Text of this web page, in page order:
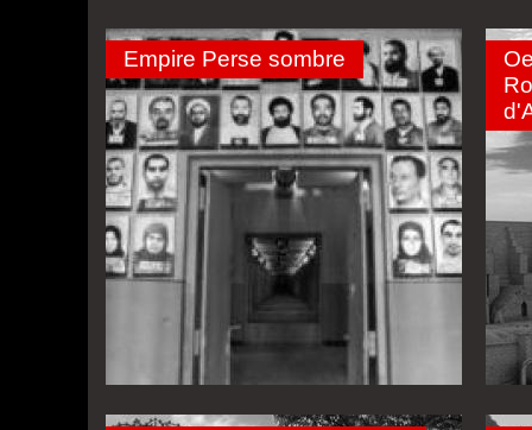
Empire Perse sombre